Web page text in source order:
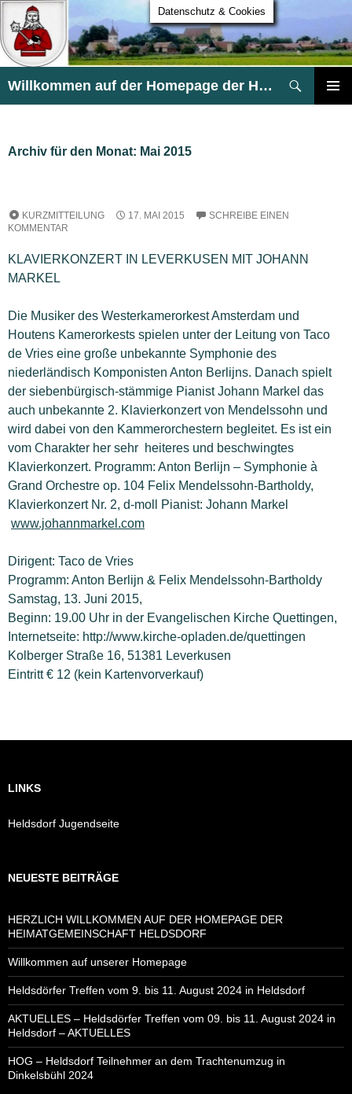
Willkommen auf der Homepage der HG Heldsdorf
Archiv für den Monat: Mai 2015
KURZMITTEILUNG 17. MAI 2015
SCHREIBE EINEN
KOMMENTAR
KLAVIERKONZERT IN LEVERKUSEN MIT JOHANN
MARKEL
Die Musiker des Westerkamerorkest Amsterdam und
Houtens Kamerorkests spielen unter der Leitung von Taco
de Vries eine große unbekannte Symphonie des
niederländisch Komponisten Anton Berlijns. Danach spielt
der siebenbürgisch-stämmige Pianist Johann Markel das
auch unbekannte 2. Klavierkonzert von Mendelssohn und
wird dabei von den Kammerorchestern begleitet. Es ist ein
vom Charakter her sehr heiteres und beschwingtes
Klavierkonzert. Programm: Anton Berlijn – Symphonie à
Grand Orchestre op. 104 Felix Mendelssohn-Bartholdy,
Klavierkonzert Nr. 2, d-moll Pianist: Johann Markel
www.johannmarkel.com
Dirigent: Taco de Vries
Programm: Anton Berlijn & Felix Mendelssohn-Bartholdy
Samstag, 13. Juni 2015,
Beginn: 19.00 Uhr in der Evangelischen Kirche Quettingen,
Internetseite: http://www.kirche-opladen.de/quettingen
Kolberger Straße 16, 51381 Leverkusen
Eintritt € 12 (kein Kartenvorverkauf)
LINKS
Heldsdorf Jugendseite
NEUESTE BEITRÄGE
HERZLICH WILLKOMMEN AUF DER HOMEPAGE DER
HEIMATGEMEINSCHAFT HELDSDORF
Willkommen auf unserer Homepage
Heldsdörfer Treffen vom 9. bis 11. August 2024 in Heldsdorf
AKTUELLES – Heldsdörfer Treffen vom 09. bis 11. August 2024 in
Heldsdorf – AKTUELLES
HOG – Heldsdorf Teilnehmer an dem Trachtenumzug in
Dinkelsbühl 2024
Datenschutz & Cookies